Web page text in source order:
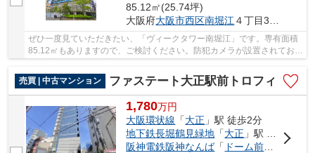
85.12㎡(25.74坪)
大阪府大阪市西区南堀江 ４丁目31-5
ぜひ一度見ていただきたい、「ヴィークタワー南堀江」です。専有面積
85.12㎡もありますので、ご検討ください。防犯カメラが設置されてお
売買 | 中古マンション
ファステート大正駅前トロフィ
1,780万円
大阪環状線 「大正 」駅 徒歩2分
地下鉄長堀鶴見緑地 「大正 」駅 徒歩1分
阪神電鉄阪神なんば「 ドーム前 」駅 徒歩6